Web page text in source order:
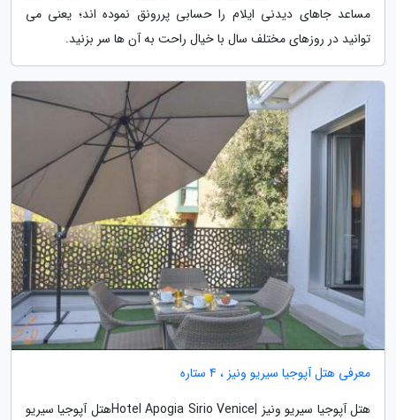
مساعد جاهای دیدنی ایلام را حسابی پررونق نموده اند؛ یعنی می
توانید در روزهای مختلف سال با خیال راحت به آن ها سر بزنید.
معرفی هتل آپوجیا سیریو ونیز ، 4 ستاره
هتل آپوجیا سیریو ونیز |Hotel Apogia Sirio Veniceهتل آپوجیا سیریو